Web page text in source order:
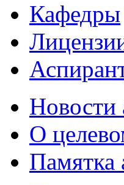
Кафедры
Новости
О
Памятка